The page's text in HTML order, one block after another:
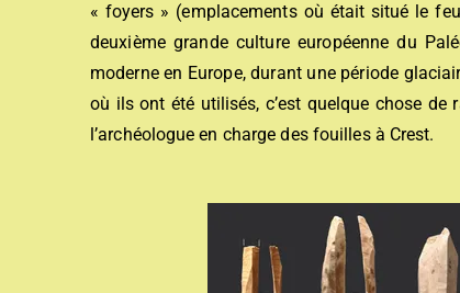
« foyers » (emplacements où était situé le
deuxième grande culture européenne du
moderne en Europe, durant une période
où ils ont été utilisés, c’est quelque chose
l’archéologue en charge des fouilles à Crest.